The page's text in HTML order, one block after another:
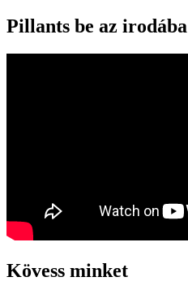
Pillants be az irodába
Kövess minket